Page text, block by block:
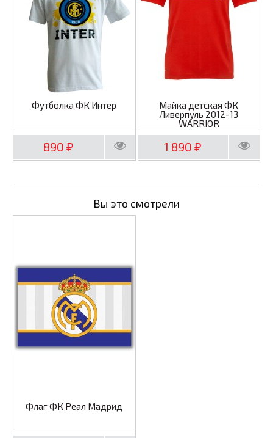
Футболка ФК Интер
890 ₽
Майка детская ФК
Ливерпуль 2012-13
WARRIOR
1 890₽
Вы это смотрели
Флаг ФК Реал Мадрид